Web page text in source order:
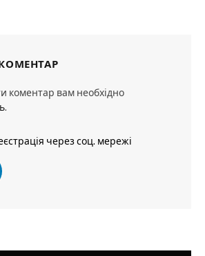
коментар вам необхідно
.
через соц. мережі